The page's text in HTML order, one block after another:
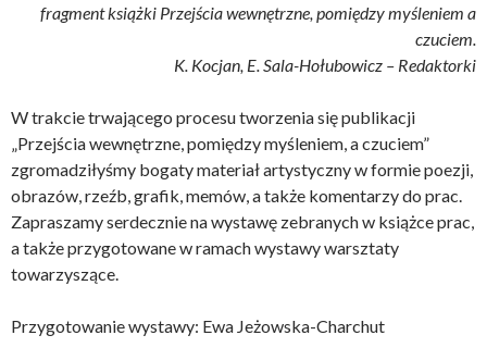
fragment książki Przejścia wewnętrzne, pomiędzy myśleniem a
czuciem.
K. Kocjan, E. Sala-Hołubowicz – Redaktorki
W trakcie trwającego procesu tworzenia się publikacji
„Przejścia wewnętrzne, pomiędzy myśleniem, a czuciem”
zgromadziłyśmy bogaty materiał artystyczny w formie poezji,
obrazów, rzeźb, grafik, memów, a także komentarzy do prac.
Zapraszamy serdecznie na wystawę zebranych w książce prac,
a także przygotowane w ramach wystawy warsztaty
towarzyszące.
Przygotowanie wystawy: Ewa Jeżowska-Charchut